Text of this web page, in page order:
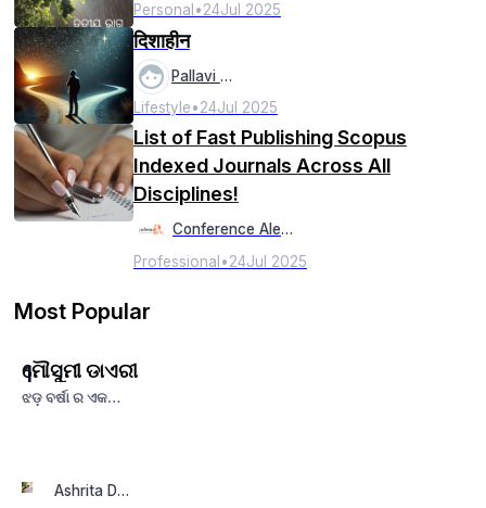
Personal •24Jul 2025
दिशाहीन
Pallavi Pal
Lifestyle•24Jul 2025
List of Fast Publishing Scopus
Indexed Journals Across All
Disciplines!
Conference Alerts
Professional •24Jul 2025
Most Popular
1
ମୌସୁମୀ ଡାଏରୀ
ଝଡ଼ ବର୍ଷା ର ଏକ
Ashrita Das